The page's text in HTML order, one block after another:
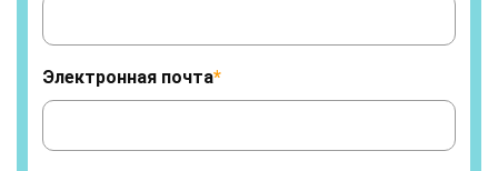
Электронная почта*